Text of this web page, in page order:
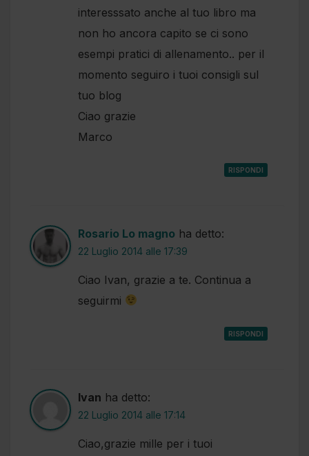
interesssato anche al tuo libro ma
non ho ancora capito se ci sono
esempi pratici di allenamento.. per il
momento seguiro i tuoi consigli sul
tuo blog
Ciao grazie
Marco
RISPONDI
Rosario Lo magno ha detto:
22 Luglio 2014 alle 17:39
Ciao Ivan, grazie a te. Continua a
seguirmi
RISPONDI
Ivan ha detto:
22 Luglio 2014 alle 17:14
Ciao,grazie mille per i tuoi